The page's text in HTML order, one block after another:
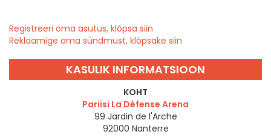
Registreeri oma asutus, klõpsa siin
Reklaamige oma sündmust, klõpsake siin
KASULIK INFORMATSIOON
KOHT
Pariisi La Défense Arena
99 Jardin de l'Arche
92000 Nanterre